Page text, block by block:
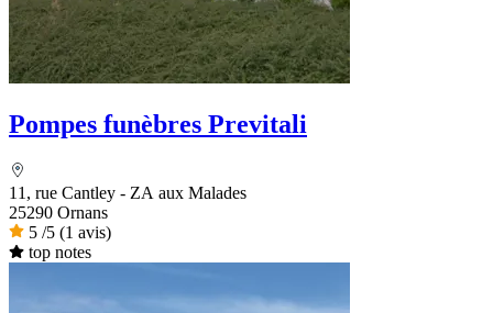
Pompes funèbres Previtali
11, rue Cantley - ZA aux Malades
25290 Ornans
5 /5 (1 avis)
top notes